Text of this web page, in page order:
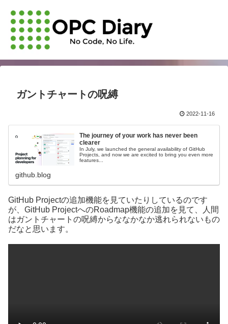
ガントチャートの呪縛
2022-11-16
The journey of your work has never been
clearer
In July, we launched the general availability of GitHub
Projects, and now we are excited to bring you even more
features...
github.blog
GitHub Projectの追加機能を見ていたりしているのです
が、GitHub ProjectへのRoadmap機能の追加を見て、人間
はガントチャートの呪縛からななかなか逃れられないもの
だなと思います。